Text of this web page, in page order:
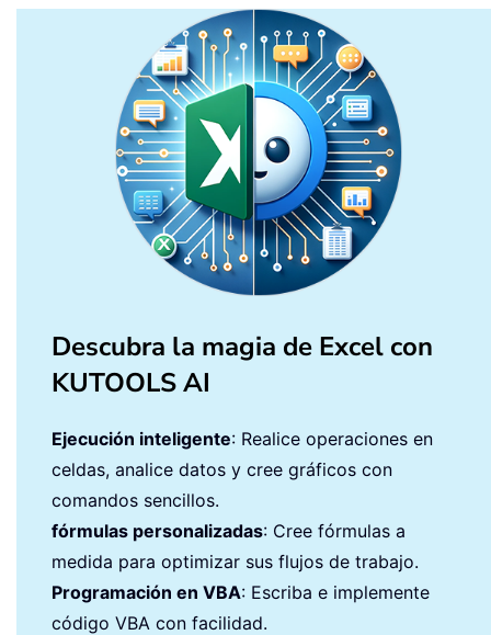
Descubra la magia de Excel con
KUTOOLS AI
Ejecución inteligente: Realice operaciones en
celdas, analice datos y cree gráficos con
comandos sencillos.
fórmulas personalizadas: Cree fórmulas a
medida para optimizar sus flujos de trabajo.
Programación en VBA: Escriba e implemente
código VBA con facilidad.